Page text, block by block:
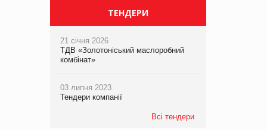
ТЕНДЕРИ
21 січня 2026
ТДВ «Золотоніський маслоробний
комбінат»
03 липня 2023
Тендери компанії
Всі тендери